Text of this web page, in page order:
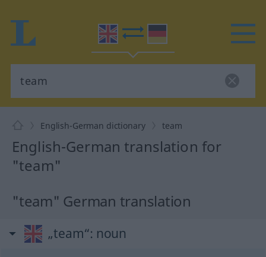
English-German dictionary team
English-German translation for
"team"
"team" German translation
„team“: noun